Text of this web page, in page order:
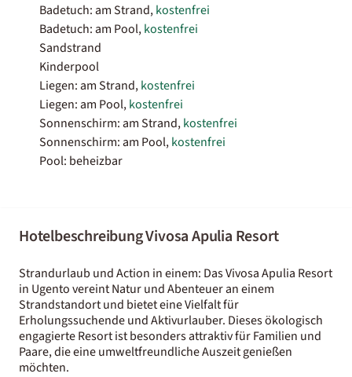
Badetuch: am Strand,kostenfrei
Badetuch: am Pool,kostenfrei
Sandstrand
Kinderpool
Liegen: am Strand,kostenfrei
Liegen: am Pool,kostenfrei
Sonnenschirm: am Strand,kostenfrei
Sonnenschirm: am Pool,kostenfrei
Pool: beheizbar
Hotelbeschreibung Vivosa Apulia Resort
Strandurlaub und Action in einem: Das Vivosa Apulia Resort
in Ugento vereint Natur und Abenteuer an einem
Strandstandort und bietet eine Vielfalt für
Erholungssuchende und Aktivurlauber. Dieses ökologisch
engagierte Resort ist besonders attraktiv für Familien und
Paare, die eine umweltfreundliche Auszeit genießen
möchten.